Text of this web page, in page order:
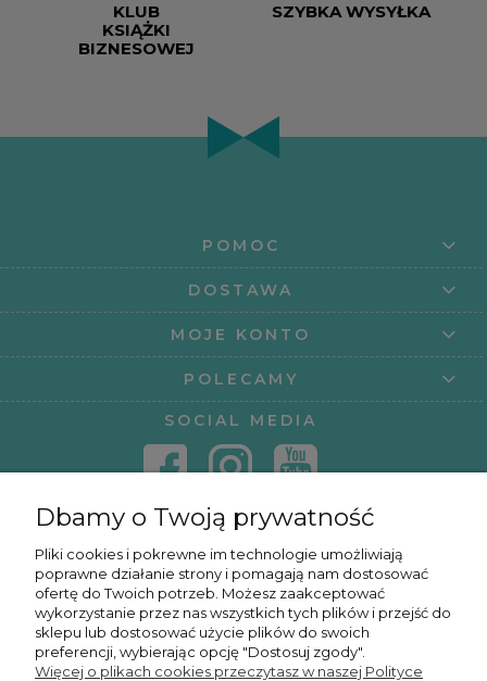
KLUB
KSIĄŻKI
BIZNESOWEJ
SZYBKA WYSYŁKA
POMOC
DOSTAWA
MOJE KONTO
POLECAMY
SOCIAL MEDIA
KURSY ONLINE
Dbamy o Twoją prywatność
Pliki cookies i pokrewne im technologie umożliwiają
poprawne działanie strony i pomagają nam dostosować
ofertę do Twoich potrzeb. Możesz zaakceptować
wykorzystanie przez nas wszystkich tych plików i przejść do
sklepu lub dostosować użycie plików do swoich
preferencji, wybierając opcję "Dostosuj zgody".
Więcej o plikach cookies przeczytasz w naszej Polityce